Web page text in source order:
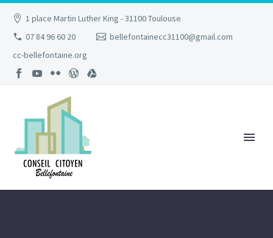
1 place Martin Luther King - 31100 Toulouse
07 84 96 60 20
bellefontainecc31100@gmail.com
cc-bellefontaine.org